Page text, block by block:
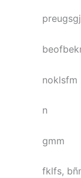
noklsfm
n
gmm
fklfs,